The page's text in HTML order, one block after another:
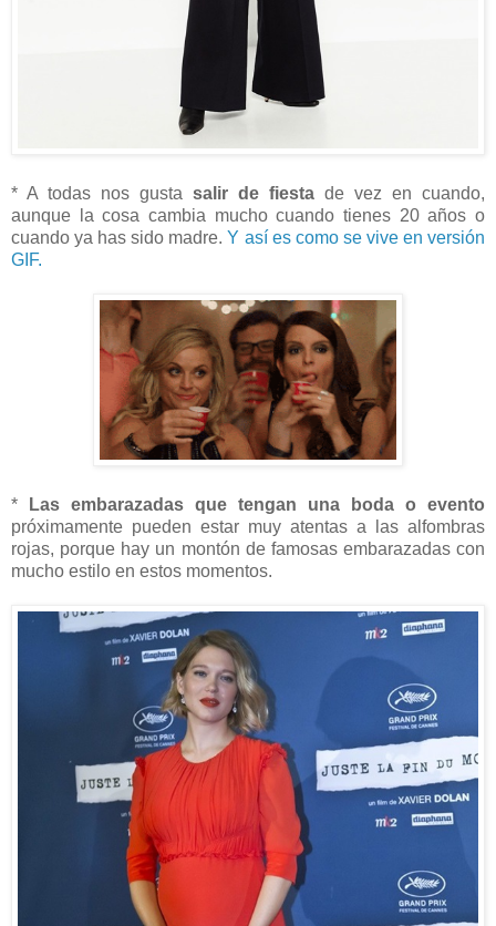
* A todas nos gusta salir de fiesta de vez en cuando,
aunque la cosa cambia mucho cuando tienes 20 años o
cuando ya has sido madre.Y así es como se vive en versión
GIF.
*
Las embarazadas que tengan una boda o evento
próximamente pueden estar muy atentas a las alfombras
rojas, porque hay un montón de famosas embarazadas con
mucho estilo en estos momentos.